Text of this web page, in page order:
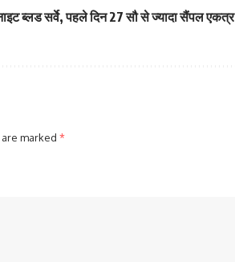
ब्लड सर्वे, पहले दिन 27 सौ से ज्यादा सैंपल एकत्र
marked *